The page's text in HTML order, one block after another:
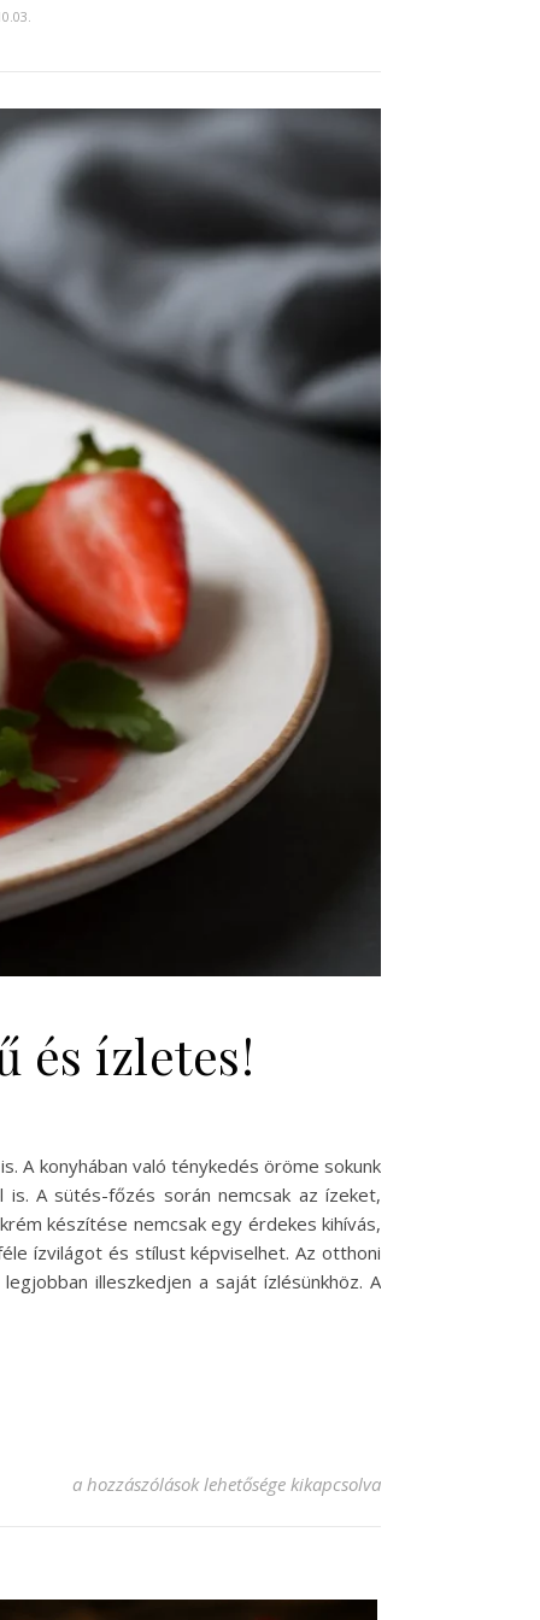
és ízletes!
A konyhában való ténykedés öröme sokunk
A sütés-főzés során nemcsak az ízeket,
készítése nemcsak egy érdekes kihívás,
ízvilágot és stílust képviselhet. Az otthoni
illeszkedjen a saját ízlésünkhöz. A
Házi krémes krém recept – Egyszerű és ízletes! bejegyzéshez
a hozzászólások lehetősége kikapcsolva